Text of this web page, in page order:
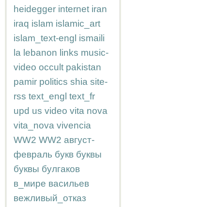
heidegger internet iran
iraq islam islamic_art
islam_text-engl ismaili
la lebanon links music-
video occult pakistan
pamir politics shia site-
rss text_engl text_fr
upd us video vita nova
vita_nova vivencia
WW2 WW2 август-
февраль букв буквы
буквы булгаков
в_мире васильев
вежливый_отказ